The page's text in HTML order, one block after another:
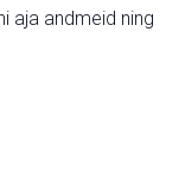
aja andmeid ning